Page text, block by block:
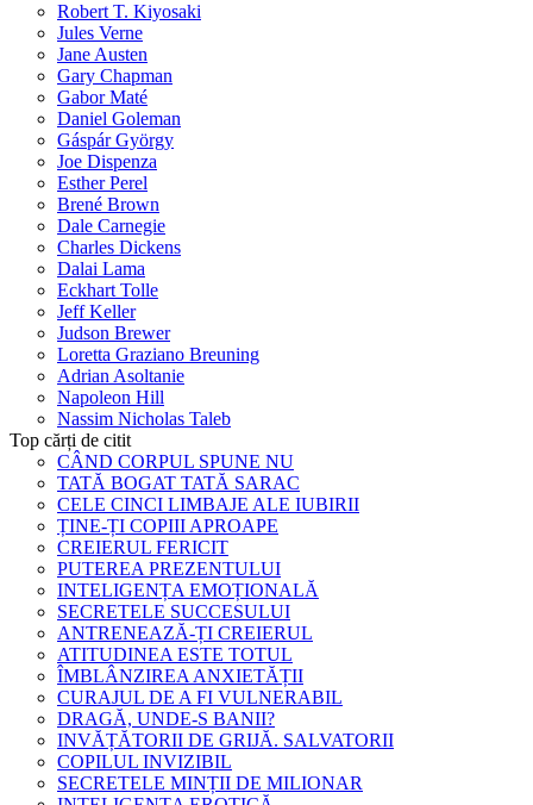
Robert T. Kiyosaki
Jules Verne
Jane Austen
Gary Chapman
Gabor Maté
Daniel Goleman
Gáspár György
Joe Dispenza
Esther Perel
Brené Brown
Dale Carnegie
Charles Dickens
Dalai Lama
Eckhart Tolle
Jeff Keller
Judson Brewer
Loretta Graziano Breuning
Adrian Asoltanie
Napoleon Hill
Nassim Nicholas Taleb
Top cărți de citit
CÂND CORPUL SPUNE NU
TATĂ BOGAT TATĂ SARAC
CELE CINCI LIMBAJE ALE IUBIRII
ȚINE-ȚI COPIII APROAPE
CREIERUL FERICIT
PUTEREA PREZENTULUI
INTELIGENȚA EMOȚIONALĂ
SECRETELE SUCCESULUI
ANTRENEAZĂ-ȚI CREIERUL
ATITUDINEA ESTE TOTUL
ÎMBLÂNZIREA ANXIETĂȚII
CURAJUL DE A FI VULNERABIL
DRAGĂ, UNDE-S BANII?
INVĂȚĂTORII DE GRIJĂ. SALVATORII
COPILUL INVIZIBIL
SECRETELE MINȚII DE MILIONAR